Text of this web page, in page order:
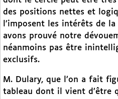
des positions nettes et
l’imposent les intérêts de
avons prouvé notre
néanmoins pas être
exclusifs.
M. Dulary, que l’on a fait
tableau dont il vient d’être